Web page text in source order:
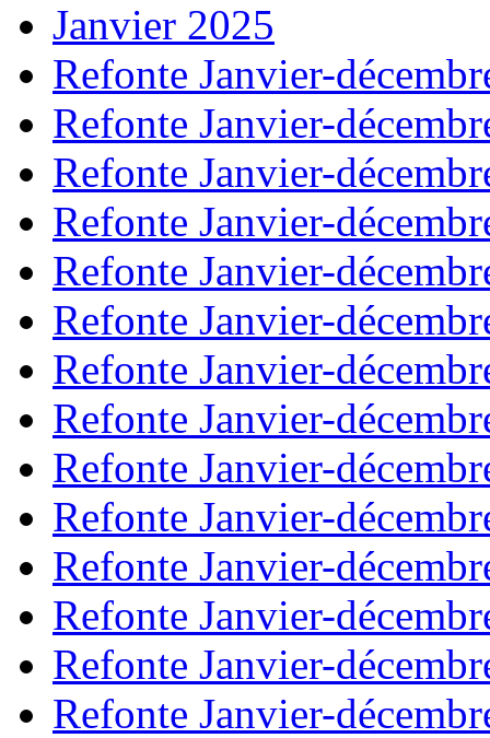
Janvier 2025
Refonte Janvier-
Refonte Janvier-
Refonte Janvier-
Refonte Janvier-
Refonte Janvier-
Refonte Janvier-
Refonte Janvier-
Refonte Janvier-
Refonte Janvier-
Refonte Janvier-
Refonte Janvier-
Refonte Janvier-
Refonte Janvier-
Refonte Janvier-